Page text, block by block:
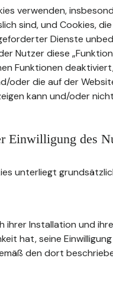
verwenden,
sind, und Cookies,
Dienste
Nutzer diese
Funktionen
oder die auf der
kann und/oder
Einwilligung des
unterliegt
Installation und
hat, seine
den dort